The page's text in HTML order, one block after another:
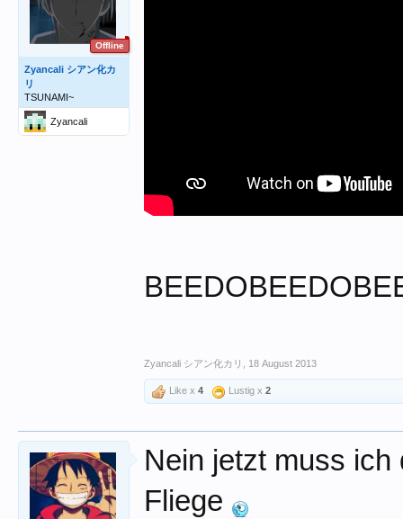
Offline
Zyancali シアン化カ
リ
TSUNAMI~
Zyancali
Zyancali シアン化カリ 18 August 2013
Like x 4 Lustig x 2
Nein jetzt muss
Fliege